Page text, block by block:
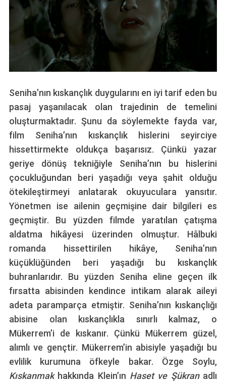
Seniha’nın kıskançlık duygularını en iyi tarif eden bu
pasaj yaşanılacak olan trajedinin de temelini
oluşturmaktadır. Şunu da söylemekte fayda var,
film Seniha’nın kıskançlık hislerini seyirciye
hissettirmekte oldukça başarısız. Çünkü yazar
geriye dönüş tekniğiyle Seniha’nın bu hislerini
çocukluğundan beri yaşadığı veya şahit olduğu
ötekileştirmeyi anlatarak okuyuculara yansıtır.
Yönetmen ise ailenin geçmişine dair bilgileri es
geçmiştir. Bu yüzden filmde yaratılan çatışma
aldatma hikâyesi üzerinden olmuştur. Hâlbuki
romanda hissettirilen hikâye, Seniha’nın
küçüklüğünden beri yaşadığı bu kıskançlık
buhranlarıdır. Bu yüzden Seniha eline geçen ilk
fırsatta abisinden kendince intikam alarak aileyi
adeta paramparça etmiştir. Seniha’nın kıskançlığı
abisine olan kıskançlıkla sınırlı kalmaz, o
Mükerrem’i de kıskanır. Çünkü Mükerrem güzel,
alımlı ve gençtir. Mükerrem’in abisiyle yaşadığı bu
evlilik kurumuna öfkeyle bakar. Özge Soylu,
Kıskanmak hakkında Klein’ın Haset ve Şükranadlı